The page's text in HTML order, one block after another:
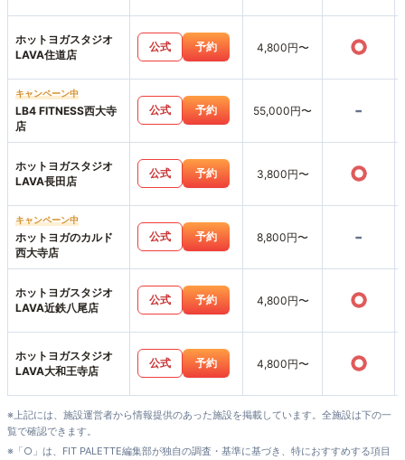
ホットヨガスタジオ
LAVA住道店
公式 予約 4,800円〜 ○
キャンペーン中
LB4 FITNESS西大寺
店
公式 予約 55,000円〜 -
ホットヨガスタジオ
LAVA長田店
公式 予約 3,800円〜 ○
キャンペーン中
ホットヨガのカルド
西大寺店
公式 予約 8,800円〜 -
ホットヨガスタジオ
LAVA近鉄八尾店
公式 予約 4,800円〜 ○
ホットヨガスタジオ
LAVA大和王寺店
公式 予約 4,800円〜 ○
※上記には、施設運営者から情報提供のあった施設を掲載しています。全施設は下の一
覧で確認できます。
※「○」は、FIT PALETTE編集部が独自の調査・基準に基づき、特におすすめする項目